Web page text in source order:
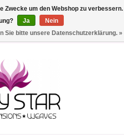
Einstellungen
Zwecke um den Webshop zu verbessern.
Ja
Nein
Sie bitte unsere Datenschutzerklärung. »